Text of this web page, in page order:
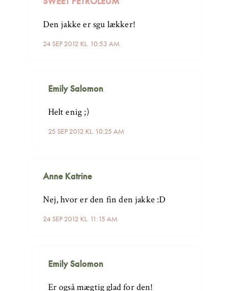
24 SEP 2012 KL. 10:53 AM
Den jakke er sgu lækker!
Emily Salomon
25 SEP 2012 KL. 10:25 AM
Helt enig ;)
Anne Katrine
24 SEP 2012 KL. 11:15 AM
Nej, hvor er den fin den jakke :D
Emily Salomon
Er også mægtig glad for den!